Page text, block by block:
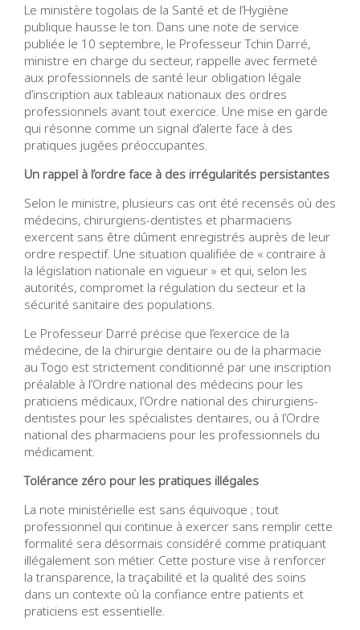
Le ministère togolais de la Santé et de l’Hygiène
publique hausse le ton. Dans une note de service
publiée le 10 septembre, le Professeur Tchin Darré,
ministre en charge du secteur, rappelle avec fermeté
aux professionnels de santé leur obligation légale
d’inscription aux tableaux nationaux des ordres
professionnels avant tout exercice. Une mise en garde
qui résonne comme un signal d’alerte face à des
pratiques jugées préoccupantes.
Un rappel à l’ordre face à des irrégularités persistantes
Selon le ministre, plusieurs cas ont été recensés où des
médecins, chirurgiens-dentistes et pharmaciens
exercent sans être dûment enregistrés auprès de leur
ordre respectif. Une situation qualifiée de « contraire à
la législation nationale en vigueur » et qui, selon les
autorités, compromet la régulation du secteur et la
sécurité sanitaire des populations.
Le Professeur Darré précise que l’exercice de la
médecine, de la chirurgie dentaire ou de la pharmacie
au Togo est strictement conditionné par une inscription
préalable à l’Ordre national des médecins pour les
praticiens médicaux, l’Ordre national des chirurgiens-
dentistes pour les spécialistes dentaires, ou à l’Ordre
national des pharmaciens pour les professionnels du
médicament.
Tolérance zéro pour les pratiques illégales
La note ministérielle est sans équivoque ; tout
professionnel qui continue à exercer sans remplir cette
formalité sera désormais considéré comme pratiquant
illégalement son métier. Cette posture vise à renforcer
la transparence, la traçabilité et la qualité des soins
dans un contexte où la confiance entre patients et
praticiens est essentielle.